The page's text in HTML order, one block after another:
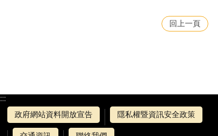
回上一頁
:::
政府網站資料開放宣告
隱私權暨資訊安全政策